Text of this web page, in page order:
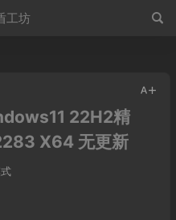
工坊
22H2精
X64 无更新